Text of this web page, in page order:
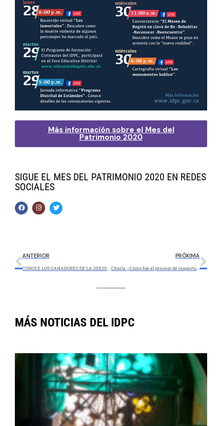
Más información sobre el Mes del
Patrimonio 2020
SIGUE EL MES DEL PATRIMONIO 2020 EN REDES
SOCIALES
ANTERIOR PRÓXIMA
MÁS NOTICIAS DEL IDPC